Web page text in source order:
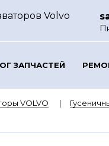
Volvo
ЗАПЧАСТЕЙ
VOLVO